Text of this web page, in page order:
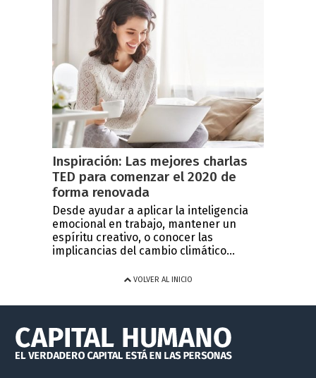
Inspiración: Las mejores charlas
TED para comenzar el 2020 de
forma renovada
Desde ayudar a aplicar la inteligencia
emocional en trabajo, mantener un
espíritu creativo, o conocer las
implicancias del cambio climático...
VOLVER AL INICIO